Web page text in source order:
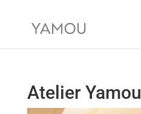
Atelier Yamou